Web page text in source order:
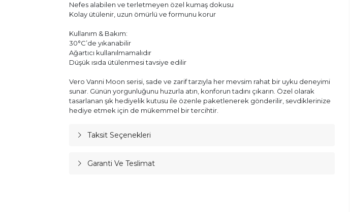
Nefes alabilen ve terletmeyen özel kumaş dokusu
Kolay ütülenir, uzun ömürlü ve formunu korur
Kullanım & Bakım:
30°C’de yıkanabilir
Ağartıcı kullanılmamalıdır
Düşük ısıda ütülenmesi tavsiye edilir
Vero Vanni Moon serisi, sade ve zarif tarzıyla her mevsim rahat bir uyku deneyimi
sunar. Günün yorgunluğunu huzurla atın, konforun tadını çıkarın. Özel olarak
tasarlanan şık hediyelik kutusu ile özenle paketlenerek gönderilir, sevdiklerinize
hediye etmek için de mükemmel bir tercihtir.
Taksit Seçenekleri
Garanti Ve Teslimat